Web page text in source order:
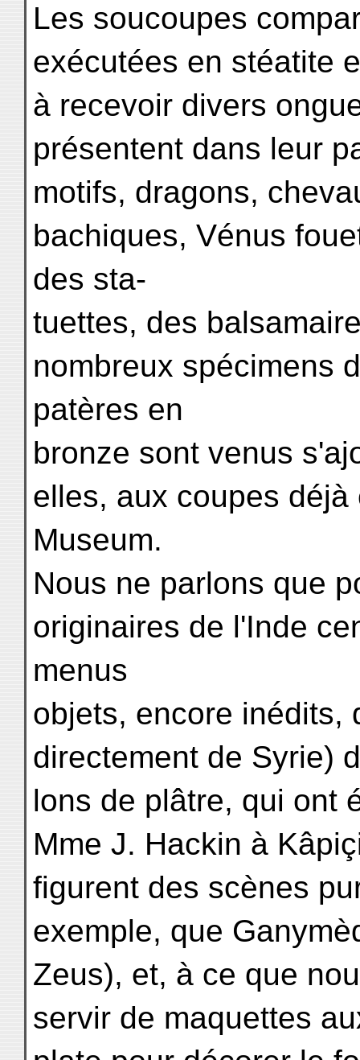
Les soucoupes
exécutées en stéatite
à recevoir divers
présentent dans leur
motifs, dragons,
bachiques, Vénus
des sta-
tuettes, des
nombreux spécimens
patères en
bronze sont venus
elles, aux coupes
Museum.
Nous ne parlons que
originaires de l'Inde
menus
objets, encore inédits,
directement de Syrie)
lons de plâtre, qui ont
Mme J. Hackin à
figurent des scènes
exemple, que
Zeus), et, à ce que
servir de maquettes